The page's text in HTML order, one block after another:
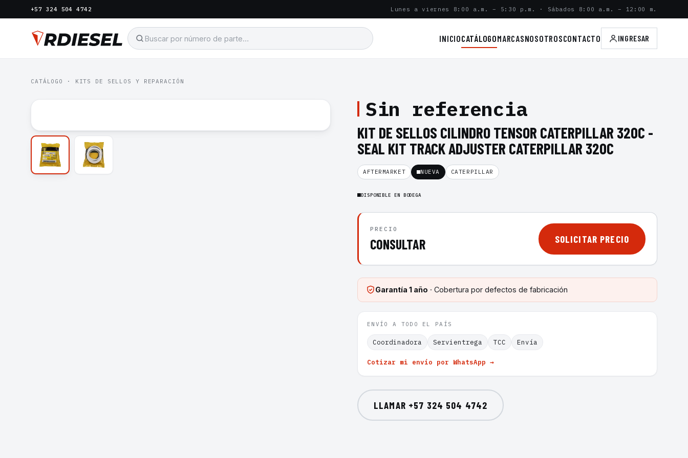
+57 324 504 4742 Lunes a viernes 8:00 a.m. – 5:30 p.m. · Sábados 8:00 a.m. – 12:00 m.
INICIOCATÁLOGOMARCASNOSOTROSCONTACTO INGRESAR
CATÁLOGO · KITS DE SELLOS Y REPARACIÓN
Sin referencia
KIT DE SELLOS CILINDRO TENSOR CATERPILLAR 320C -
SEAL KIT TRACK ADJUSTER CATERPILLAR 320C
AFTERMARKET NUEVA CATERPILLAR
DISPONIBLE EN BODEGA
PRECIO
CONSULTAR SOLICITAR PRECIO
Garantía 1 año · Cobertura por defectos de fabricación
ENVÍO A TODO EL PAÍS
Coordinadora Servientrega TCC Envía
Cotizar mi envío por WhatsApp →
LLAMAR +57 324 504 4742